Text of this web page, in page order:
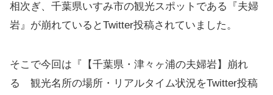
相次ぎ、千葉県いすみ市の観光スポットである『夫婦
岩』が崩れているとTwitter投稿されていました。
そこで今回は『【千葉県・津々ヶ浦の夫婦岩】崩れ
る 観光名所の場所・リアルタイム状況をTwitter投稿